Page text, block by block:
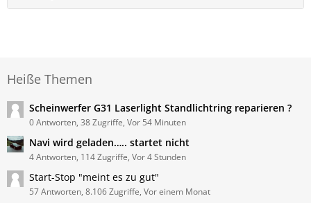
Heiße Themen
Scheinwerfer G31 Laserlight Standlichtring reparieren ?
0 Antworten, 38 Zugriffe, Vor 54 Minuten
Navi wird geladen….. startet nicht
4 Antworten, 114 Zugriffe, Vor 4 Stunden
Start-Stop "meint es zu gut"
57 Antworten, 8.106 Zugriffe, Vor einem Monat